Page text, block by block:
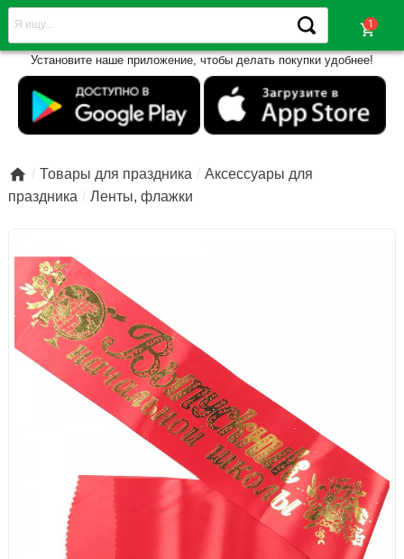
shopping_cart
Установите наше приложение, чтобы делать покупки удобнее!
 Товары для праздника
Аксессуары для
праздника
Ленты, флажки